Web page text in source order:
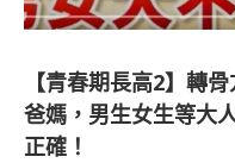
【青春期長高2】轉
爸媽，男生女生等大
正確！